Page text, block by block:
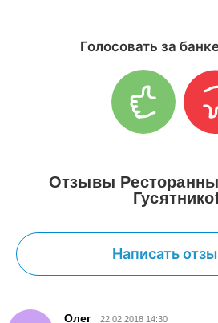
Голосовать за
Отзывы
Написать
Олег 22.02.2018 14:30